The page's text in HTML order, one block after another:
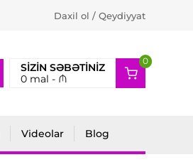
Daxil ol / Qeydiyyat
SIZIN SƏBƏTINIZ
0mal - ₼
0
2
Videolar Blog